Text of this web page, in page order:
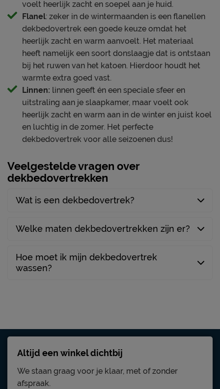
voelt heerlijk zacht en soepel aan je huid.
Flanel: zeker in de wintermaanden is een flanellen
dekbedovertrek een goede keuze omdat het
heerlijk zacht en warm aanvoelt. Het materiaal
heeft namelijk een soort donslaagje dat is ontstaan
bij het ruwen van het katoen. Hierdoor houdt het
warmte extra goed vast.
Linnen: linnen geeft én een speciale sfeer en
uitstraling aan je slaapkamer, maar voelt ook
heerlijk zacht en warm aan in de winter en juist koel
en luchtig in de zomer. Het perfecte
dekbedovertrek voor alle seizoenen dus!
Veelgestelde vragen over
dekbedovertrekken
Wat is een dekbedovertrek?
Welke maten dekbedovertrekken zijn er?
Hoe moet ik mijn dekbedovertrek
wassen?
Altijd een winkel dichtbij
We staan graag voor je klaar, met of zonder
afspraak.